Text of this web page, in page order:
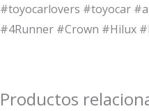
#toyocarlovers #toyocar
#4Runner #Crown #Hilux
Productos